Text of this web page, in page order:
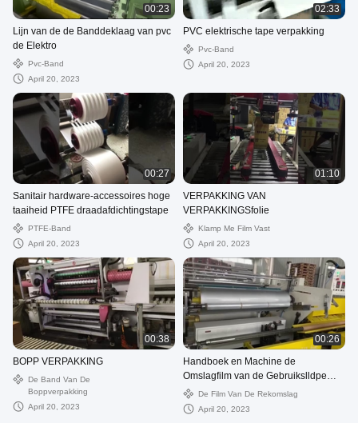
00:23
Lijn van de de Banddeklaag van pvc
de Elektro
Pvc-Band
April 20, 2023
02:33
PVC elektrische tape verpakking
Pvc-Band
April 20, 2023
00:27
Sanitair hardware-accessoires hoge
taaiheid PTFE draadafdichtingstape
PTFE-Band
April 20, 2023
01:10
VERPAKKING VAN
VERPAKKINGSfolie
Klamp Me Film Vast
April 20, 2023
00:38
BOPP VERPAKKING
De Band Van De
Boppverpakking
April 20, 2023
00:26
Handboek en Machine de
Omslagfilm van de Gebruikslldpe
Rek voor Palletomslag
De Film Van De Rekomslag
April 20, 2023